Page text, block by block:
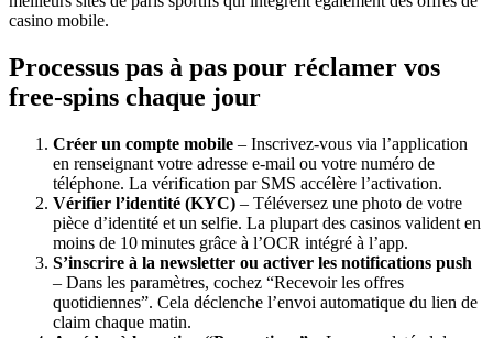
casino mobile.
Processus pas à pas pour réclamer vos
free‑spins chaque jour
Créer un compte mobile – Inscrivez‑vous via l’application
en renseignant votre adresse e‑mail ou votre numéro de
téléphone. La vérification par SMS accélère l’activation.
Vérifier l’identité (KYC) – Téléversez une photo de votre
pièce d’identité et un selfie. La plupart des casinos valident en
moins de 10 minutes grâce à l’OCR intégré à l’app.
S’inscrire à la newsletter ou activer les notifications push
– Dans les paramètres, cochez “Recevoir les offres
quotidiennes”. Cela déclenche l’envoi automatique du lien de
claim chaque matin.